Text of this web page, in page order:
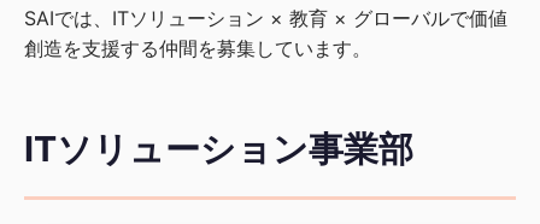
SAIでは、ITソリューション × 教育 × グローバルで価値
創造を支援する仲間を募集しています。
ITソリューション事業部